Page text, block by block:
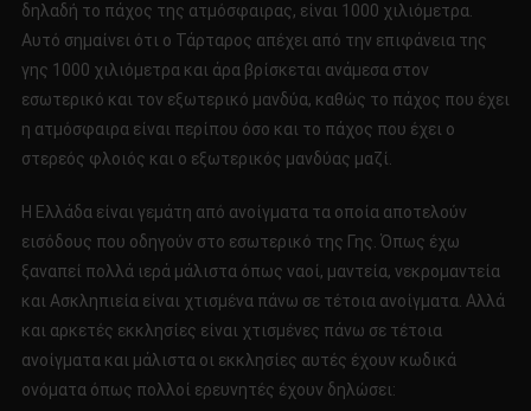
δηλαδή το πάχος της ατμόσφαιρας, είναι 1000 χιλιόμετρα.
Αυτό σημαίνει ότι ο Τάρταρος απέχει από την επιφάνεια της
γης 1000 χιλιόμετρα και άρα βρίσκεται ανάμεσα στον
εσωτερικό και τον εξωτερικό μανδύα, καθώς το πάχος που έχει
η ατμόσφαιρα είναι περίπου όσο και το πάχος που έχει ο
στερεός φλοιός και ο εξωτερικός μανδύας μαζί.
Η Ελλάδα είναι γεμάτη από ανοίγματα τα οποία αποτελούν
εισόδους που οδηγούν στο εσωτερικό της Γης. Όπως έχω
ξαναπεί πολλά ιερά μάλιστα όπως ναοί, μαντεία, νεκρομαντεία
και Ασκληπιεία είναι χτισμένα πάνω σε τέτοια ανοίγματα. Αλλά
και αρκετές εκκλησίες είναι χτισμένες πάνω σε τέτοια
ανοίγματα και μάλιστα οι εκκλησίες αυτές έχουν κωδικά
ονόματα όπως πολλοί ερευνητές έχουν δηλώσει: